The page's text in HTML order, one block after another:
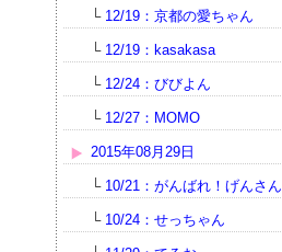
└ 12/19：京都の愛ちゃん
└ 12/19：kasakasa
└ 12/24：びびよん
└ 12/27：MOMO
2015年08月29日
└ 10/21：がんばれ！げんさん
└ 10/24：せっちゃん